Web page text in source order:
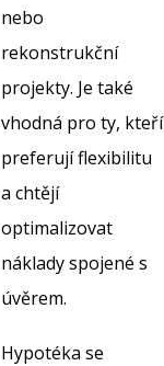
nebo
rekonstrukční
projekty. Je také
vhodná pro ty, kteří
preferují flexibilitu
a chtějí
optimalizovat
náklady spojené s
úvěrem.
Hypotéka se